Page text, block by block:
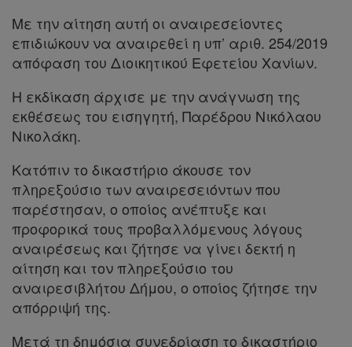
cookies
Απόκτηση
Συνδρομής
Ατομική
συνδρομή
Ομαδικά
πακέτα
Παροχές
Με την αίτηση αυτή οι αναιρεσείοντες
επιδιώκουν να αναιρεθεί η υπ’ αριθ. 254/2019
απόφαση του Διοικητικού Εφετείου Χανίων.
Η εκδίκαση άρχισε με την ανάγνωση της
εκθέσεως του εισηγητή, Παρέδρου Νικόλαου
Νικολάκη.
Κατόπιν το δικαστήριο άκουσε τον
πληρεξούσιο των αναιρεσειόντων που
παρέστησαν, ο οποίος ανέπτυξε και
προφορικά τους προβαλλόμενους λόγους
αναιρέσεως και ζήτησε να γίνει δεκτή η
αίτηση και τον πληρεξούσιο του
αναιρεσιβλήτου Δήμου, ο οποίος ζήτησε την
απόρριψή της.
Μετά τη δημόσια συνεδρίαση το δικαστήριο